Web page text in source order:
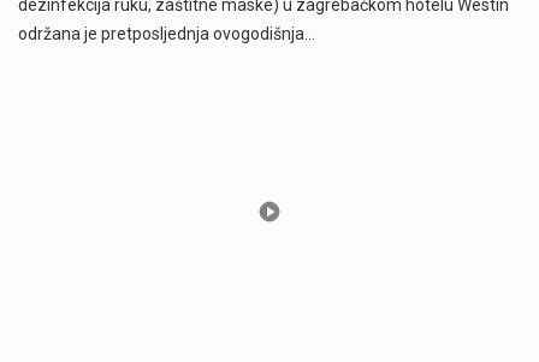
dezinfekcija ruku, zaštitne maske) u zagrebačkom hotelu Westin
održana je pretposljednja ovogodišnja…